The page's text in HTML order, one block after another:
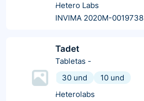
Hetero Labs
INVIMA 2020M-0019738
Tadet
Tabletas -
30 und
10 und
Heterolabs